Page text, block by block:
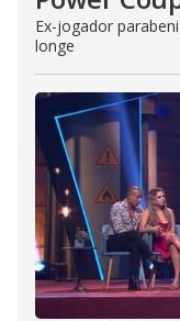
Ex-jogador
longe